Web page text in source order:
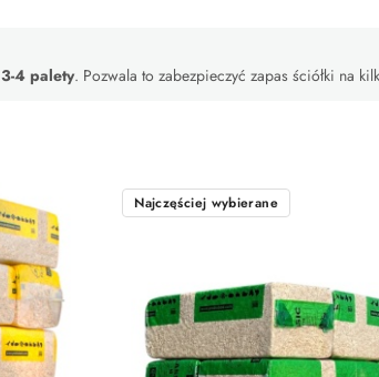
3-4 palety. Pozwala to zabezpieczyć zapas ściółki na
Najczęściej wybierane